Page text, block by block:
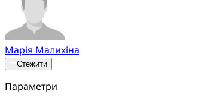
Марія Малихіна
Стежити
Параметри